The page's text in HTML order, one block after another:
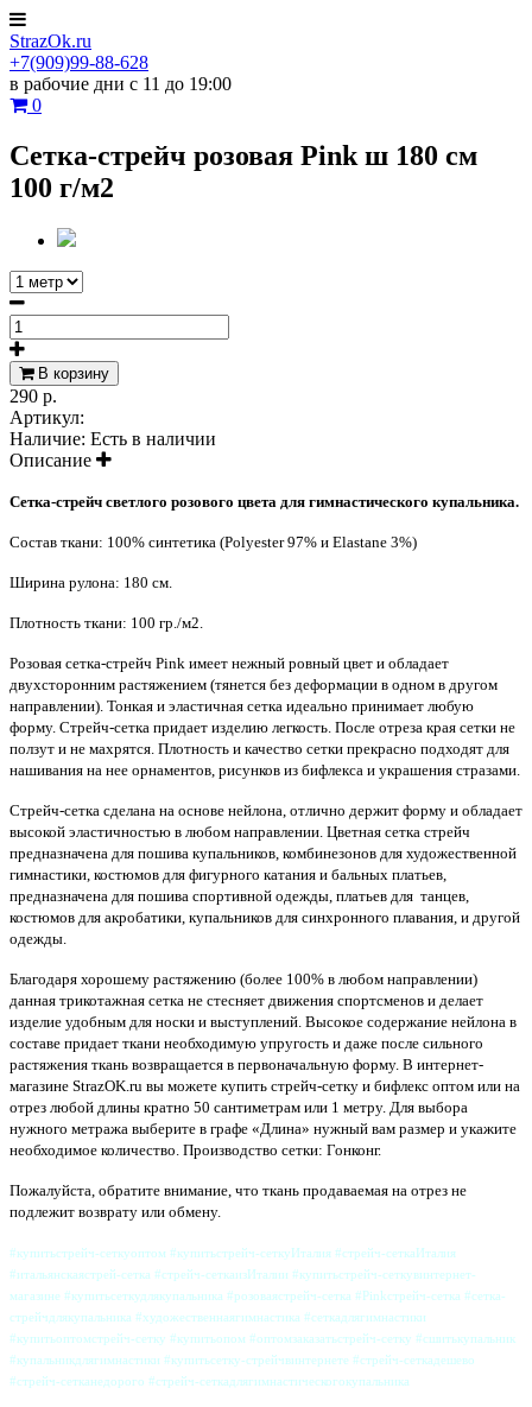
StrazOk.ru
+7(909)99-88-628
в рабочие дни с 11 до 19:00
0
Сетка-стрейч розовая Pink ш 180 см
100 г/м2
В корзину
290 р.
Артикул:
Наличие: Есть в наличии
Описание
Cетка-стрейч светлого розового цвета для гимнастического купальника.
Состав ткани: 100% синтетика (Polyester 97% и Elastane 3%)
Ширина рулона: 180 см.
Плотность ткани: 100 гр./м2.
Розовая сетка-стрейч Pink имеет нежный ровный цвет и обладает
двухсторонним растяжением (тянется без деформации в одном в другом
направлении). Тонкая и эластичная сетка идеально принимает любую
форму. Стрейч-сетка придает изделию легкость. После отреза края сетки не
ползут и не махрятся. Плотность и качество сетки прекрасно подходят для
нашивания на нее орнаментов, рисунков из бифлекса и украшения стразами.
Стрейч-сетка сделана на основе нейлона, отлично держит форму и обладает
высокой эластичностью в любом направлении. Цветная сетка стрейч
предназначена для пошива купальников, комбинезонов для художественной
гимнастики, костюмов для фигурного катания и бальных платьев,
предназначена для пошива спортивной одежды, платьев для танцев,
костюмов для акробатики, купальников для синхронного плавания, и другой
одежды.
Благодаря хорошему растяжению (более 100% в любом направлении)
данная трикотажная сетка не стесняет движения спортсменов и делает
изделие удобным для носки и выступлений. Высокое содержание нейлона в
составе придает ткани необходимую упругость и даже после сильного
растяжения ткань возвращается в первоначальную форму. В интернет-
магазине StrazOK.ru вы можете купить стрейч-сетку и бифлекс оптом или на
отрез любой длины кратно 50 сантиметрам или 1 метру. Для выбора
нужного метража выберите в графе «Длина» нужный вам размер и укажите
необходимое количество. Производство сетки: Гонконг.
Пожалуйста, обратите внимание, что ткань продаваемая на отрез не
подлежит возврату или обмену.
#купитьстрейч-сеткуоптом #купитьстрейч-сеткуИталия #стрейч-сеткаИталия
#итальянскаястрей-сетка #стрейч-сеткаизИталии #купитьстрейч-сеткувинтернет-
магазине #купитьсеткудлякупальника #розоваястрейч-сетка #Pinkстрейч-сетка #сетка-
стрейчдлякупальника #художественнаягимнастика #сеткадлягимнастики
#купитьоптомстрейч-сетку #купитьопом #оптомзаказатьстрейч-сетку #сшитькупальник
#купальникдлягимнастики #купитьсетку-стрейчвинтернете #стрейч-сеткадешево
#стрейч-сетканедорого #стрейч-сеткадлягимнастическогокупальника